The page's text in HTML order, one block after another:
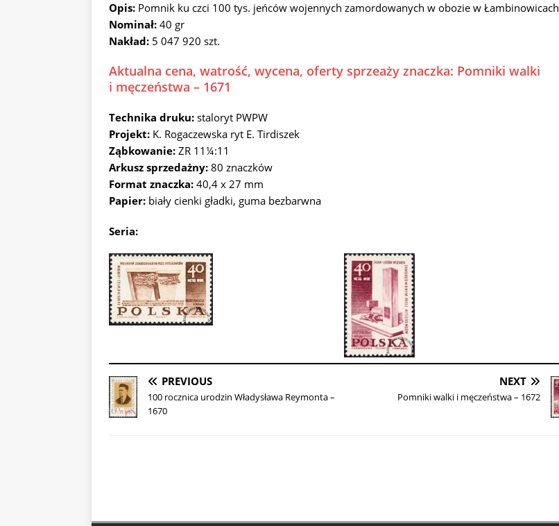
Opis: Pomnik ku czci 100 tys. jeńców wojennych zamordowanych w obozie w Łambinowicach
Nominał: 40 gr
Nakład: 5 047 920 szt.
Aktualna cena, watrość, wycena, oferty sprzeaży znaczka: Pomniki walki
i męczeństwa – 1671
Technika druku: staloryt PWPW
Projekt: K. Rogaczewska ryt E. Tirdiszek
Ząbkowanie: ZR 11¼:11
Arkusz sprzedażny: 80 znaczków
Format znaczka: 40,4 x 27 mm
Papier: biały cienki gładki, guma bezbarwna
Seria:
PREVIOUS
100 rocznica urodzin Władysława Reymonta –
1670
NEXT
Pomniki walki i męczeństwa – 1672